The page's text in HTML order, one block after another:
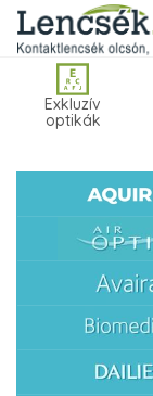
Exkluzív
optikák